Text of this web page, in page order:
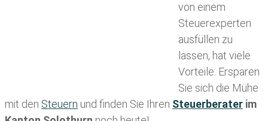
von einem
Steuerexperten
ausfüllen zu
lassen, hat viele
Vorteile. Ersparen
Sie sich die Mühe
mit den Steuern und finden Sie Ihren Steuerberater im